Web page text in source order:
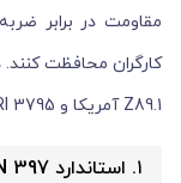
مقاومت در برابر
Z89.1 آمریکا و ISIRI 3795 ایران را بررسی می‌کنیم.
۱. استاندارد EN 397 اروپا